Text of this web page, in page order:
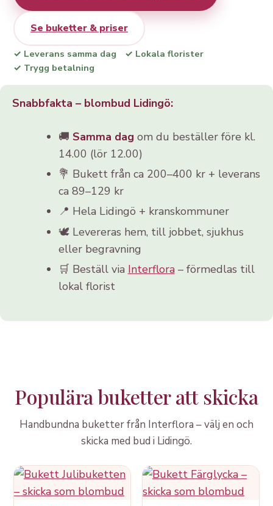
Se buketter & priser
✓ Leverans samma dag
✓ Lokala florister
✓ Trygg betalning
Snabbfakta – blombud Lidingö:
🚚 Samma dag om du beställer före kl.
14.00 (lör 12.00)
💐 Bukett från ca 200–400 kr + leverans
ca 89–129 kr
📍 Hela Lidingö + kranskommuner
🕊️ Levereras hem, till jobbet, sjukhus
eller begravning
🛒 Beställ via Interflora– förmedlas till
lokal florist
Populära buketter att skicka
Handbundna buketter från Interflora – välj en och
skicka med bud i Lidingö.